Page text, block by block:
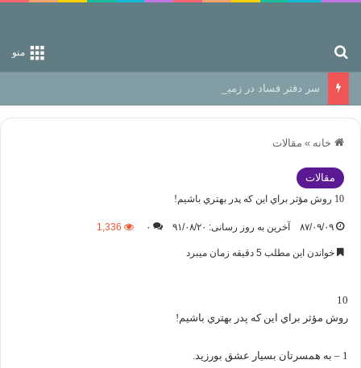
منو
سر دفتر فساد در زمین‌، دوری وکناره‌گیری از راه خداست‌!
خانه » مقالات
مقالات
10 روش مؤثر براي اين که پدر بهتري باشيم!
۸۷/۰۹/۰۹ آخرین به روز رسانی: ۹۱/۰۸/۲۰ ۰ 1,336
خواندن این مطلب 5 دقیقه زمان میبرد
10
روش مؤثر براي اين که پدر بهتري باشيم!
1 – به همسرتان بسيار عشق بورزيد.